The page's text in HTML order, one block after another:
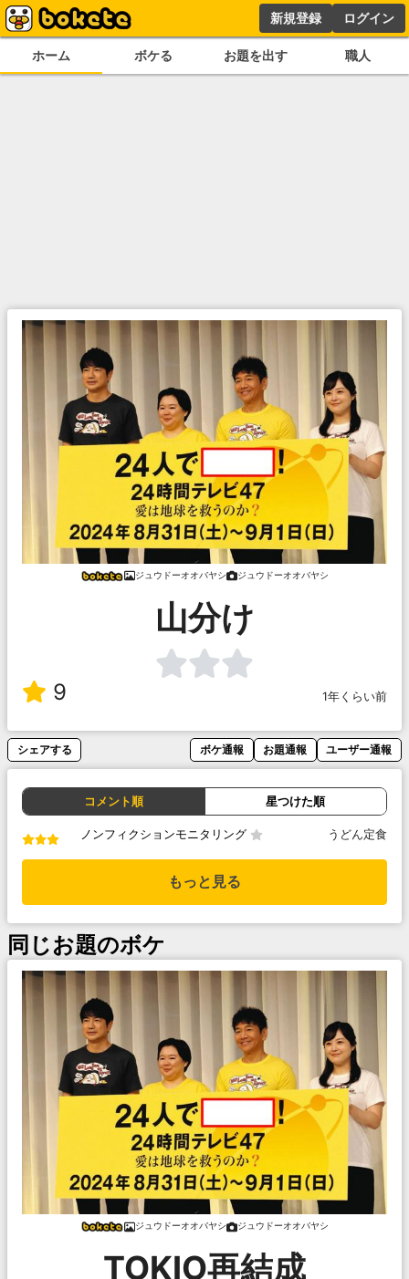
新規登録 ログイン
ホーム ボケる お題を出す 職人
ジュウドーオオバヤシ ジュウドーオオバヤシ
山分け
9 1年くらい前
シェアする ボケ通報 お題通報 ユーザー通報
コメント順 星つけた順
ノンフィクションモニタリング うどん定食
もっと見る
同じお題のボケ
ジュウドーオオバヤシ ジュウドーオオバヤシ
TOKIO再結成